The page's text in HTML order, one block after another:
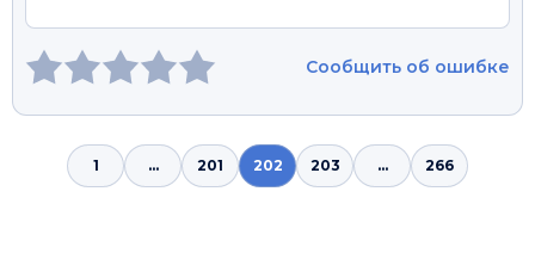
Сообщить об ошибке
1 ... 201 202 203 ... 266